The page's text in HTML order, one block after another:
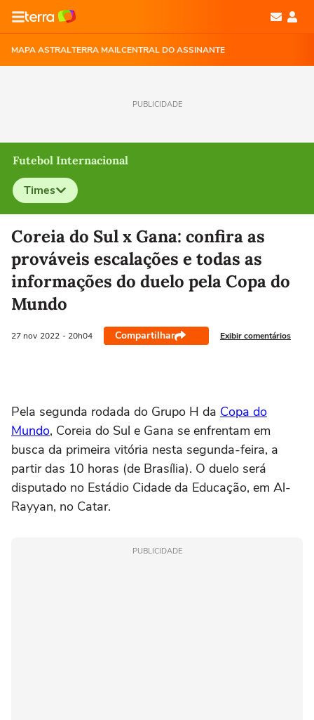
MAPA ASTRALTERRA MAILCENTRAL DO ASSINANTE
PUBLICIDADE
Futebol Internacional
Times
Selecione o time para ver as notícias
Coreia do Sul x Gana: confira as
prováveis escalações e todas as
informações do duelo pela Copa do
Mundo
27 nov 2022 - 20h04 Compartilhar Exibir comentários
Pela segunda rodada do Grupo H da Copa do
Mundo, Coreia do Sul e Gana se enfrentam em
busca da primeira vitória nesta segunda-feira, a
partir das 10 horas (de Brasília). O duelo será
disputado no Estádio Cidade da Educação, em Al-
Rayyan, no Catar.
PUBLICIDADE